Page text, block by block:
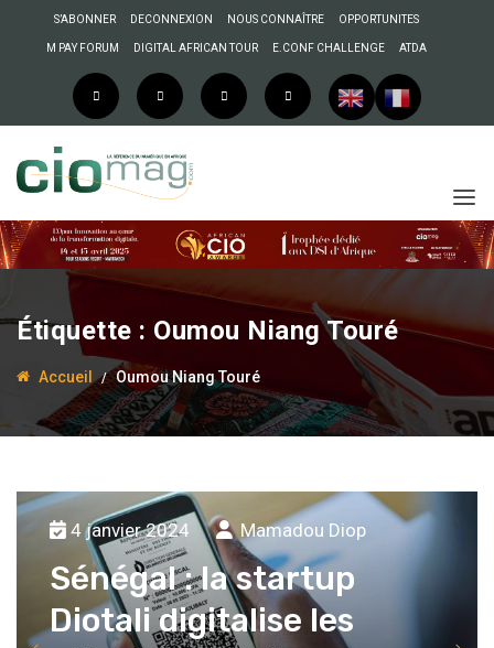
S’ABONNER DECONNEXION NOUS CONNAÎTRE OPPORTUNITES
M PAY FORUM DIGITAL AFRICAN TOUR E.CONF CHALLENGE ATDA
Étiquette : Oumou Niang Touré
Accueil Oumou Niang Touré
4 janvier 2024 Mamadou Diop
Sénégal : la startup
Diotali digitalise les